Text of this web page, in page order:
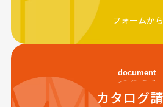
フォームか
document
カタログ